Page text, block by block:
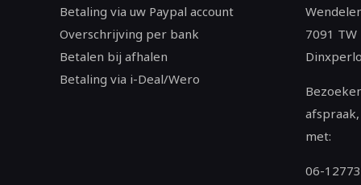
Betaling via uw Paypal account
Overschrijving per bank
Betalen bij afhalen
Betaling via i-Deal/Wero
7091 TW
met:
06-